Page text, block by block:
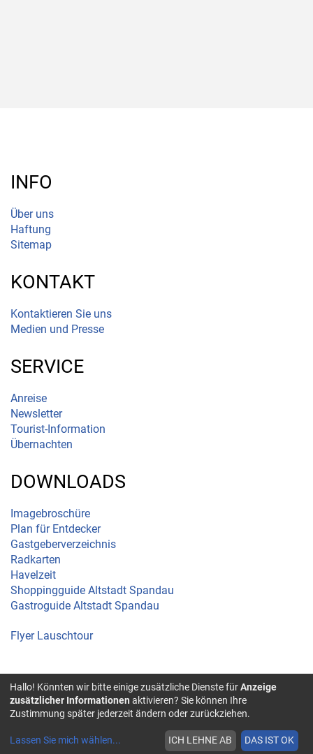
INFO
Über uns
Haftung
Sitemap
KONTAKT
Kontaktieren Sie uns
Medien und Presse
SERVICE
Anreise
Newsletter
Tourist-Information
Übernachten
DOWNLOADS
Imagebroschüre
Plan für Entdecker
Gastgeberverzeichnis
Radkarten
Havelzeit
Shoppingguide Altstadt Spandau
Gastroguide Altstadt Spandau
Flyer Lauschtour
© 2026 Spandau |
Impressum|
Datenschutz
Datenschutz-
Hallo! Könnten wir bitte einige zusätzliche Dienste fürAnzeige
zusätzlicher Informationen aktivieren? Sie können Ihre
Zustimmung später jederzeit ändern oder zurückziehen.
Lassen Sie mich wählen... ICH LEHNE AB DAS IST OK